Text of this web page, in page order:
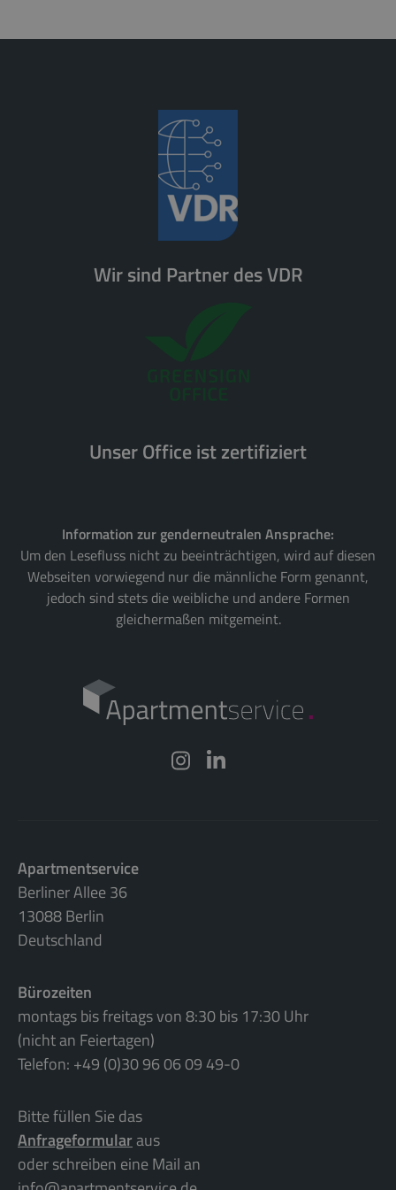
Wir sind Partner des VDR
Unser Office ist zertifiziert
Information zur genderneutralen Ansprache:
Um den Lesefluss nicht zu beeinträchtigen, wird auf diesen
Webseiten vorwiegend nur die männliche Form genannt,
jedoch sind stets die weibliche und andere Formen
gleichermaßen mitgemeint.
Apartmentservice
Berliner Allee 36
13088 Berlin
Deutschland
Bürozeiten
montags bis freitags von 8:30 bis 17:30 Uhr
(nicht an Feiertagen)
Telefon: +49 (0)30 96 06 09 49-0
Bitte füllen Sie das
Anfrageformularaus
oder schreiben eine Mail an